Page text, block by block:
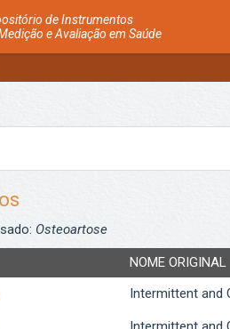
de Instrumentos
e Avaliação em Saúde
Osteoartose
NOME ORIGINAL
Intermittent and